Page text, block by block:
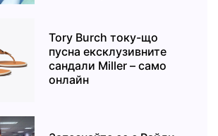
Tory Burch току-що
пусна ексклузивните
сандали Miller – само
онлайн